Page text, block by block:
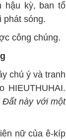
hậu kỳ, ban tổ
phát sóng.
công chúng.
chú ý và tranh
HIEUTHUHAI.
Đất này với một
nữ của ê-kíp